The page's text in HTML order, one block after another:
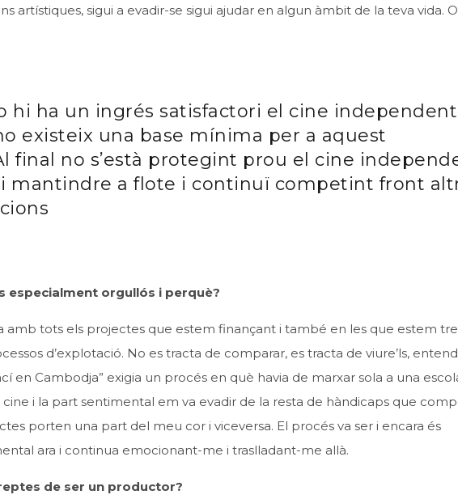
artístiques, sigui a evadir-se sigui ajudar en algun àmbit de la teva vida.
hi ha un ingrés satisfactori el cine independent
existeix una base mínima per a aquest
final no s’està protegint prou el cine
mantindre a flote i continuï competint front
especialment orgullós i perquè?
amb tots els projectes que estem finançant i també en les que estem
d’explotació. No es tracta de comparar, es tracta de viure’ls,
en Cambodja” exigia un procés en què havia de marxar sola a una
i la part sentimental em va evadir de la resta de hàndicaps que
porten una part del meu cor i viceversa. El procés va ser i encara és
ara i continua emocionant-me i traslladant-me allà.
de ser un productor?